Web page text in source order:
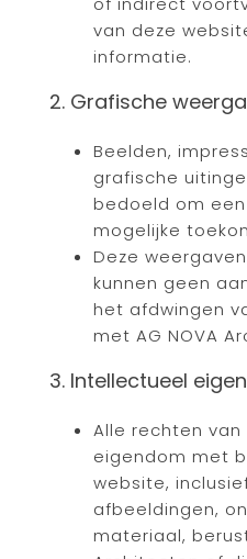
van deze
informatie.
2. Grafische
Beelden,
grafische
bedoeld om
mogelijke
Deze
kunnen geen
het afdwingen
met AG NOVA
3. Intellectueel
Alle rechten
eigendom met
website,
afbeeldingen,
materiaal,